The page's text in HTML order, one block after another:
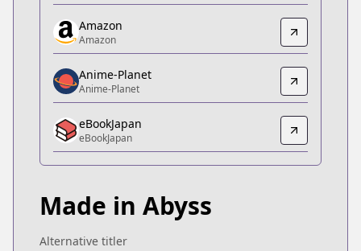
https://mangadex.org/title/80422e14-b9ad-4fda-
Amazon
Amazon
https://www.amazon.co.jp/dp/B0F4RN5L3P
Anime-Planet
Anime-Planet
https://www.anime-planet.com/manga/made-in-
eBookJapan
eBookJapan
Official Raw
https://webcomicgamma.takeshobo.co.jp/
Amazon
Amazon
Anime-Planet
Anime-Planet
eBookJapan
eBookJapan
Made in Abyss
Alternative titler